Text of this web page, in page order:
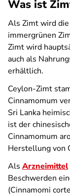
Was ist
Als Zimt wird
immergrünen
Zimt wird
auch als
erhältlich.
Ceylon-Zimt
Cinnamomum
Sri Lanka
ist der
Cinnamomum
Herstellung von
Als Arzneimittel
Beschwerden
(Cinnamomi